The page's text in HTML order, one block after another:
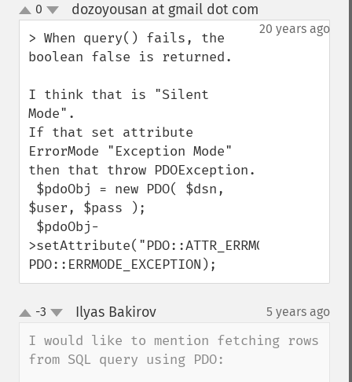
up
down
0 dozoyousan at gmail dot com
20 years ago
> When query() fails, the
boolean false is returned.
I think that is "Silent
Mode".
If that set attribute
ErrorMode "Exception Mode"
then that throw PDOException.
$user, $pass );
>setAttribute("PDO::ATTR_ERRMODE",
PDO::ERRMODE_EXCEPTION);
up-3 Ilyas Bakirov¶ 5 years ago
I would like to mention fetching rows
from SQL query using PDO: